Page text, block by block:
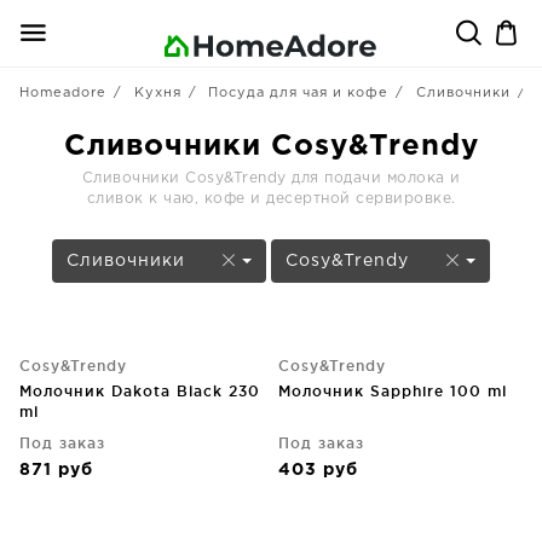
Homeadore Кухня Посуда для чая и кофе Сливочники
Сливочники Cosy&Trendy
Сливочники Cosy&Trendy для подачи молока и
сливок к чаю, кофе и десертной сервировке.
Сливочники Cosy&Trendy
Cosy&Trendy
Молочник Dakota Black 230
ml
Под заказ
871 руб
Cosy&Trendy
Молочник Sapphire 100 ml
Под заказ
403 руб